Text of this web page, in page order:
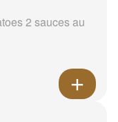
2 sauces au